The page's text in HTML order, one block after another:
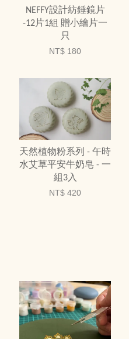
NEFFY設計紡錘鏡片
-12片1組 贈小繪片一
只
NT$ 180
天然植物粉系列 - 午時
水艾草平安牛奶皂 - 一
組3入
NT$ 420